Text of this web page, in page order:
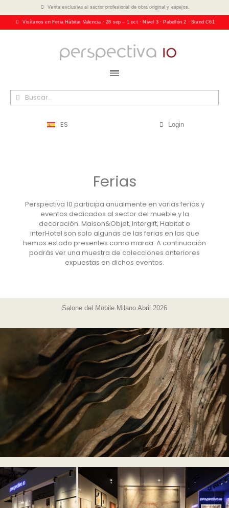
Venta exclusiva al sector profesional de obra original y espejos.
Visítanos en Feria Hábitat Valencia · 28 sep – 1 oct · Nivel 3 · Pabellón 2 · Stand C61
ES Login
Ferias
Perspectiva 10 participa anualmente en varias ferias y
eventos dedicados al sector del mueble y la
decoración. Maison&Objet, Intergift, Habitat o
interHotel son solo algunas de las ferias en las que
hemos estado presentes como marca. A continuación
podrás ver una muestra de colecciones anteriores
expuestas en dichos eventos.
Salone del Mobile.Milano Abril 2026